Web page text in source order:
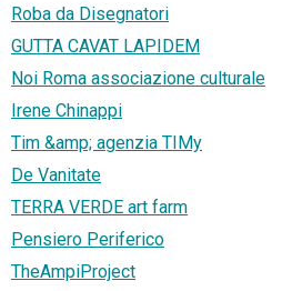
Roba da Disegnatori
GUTTA CAVAT LAPIDEM
Noi Roma associazione culturale
Irene Chinappi
Tim &amp; agenzia TIMy
De Vanitate
TERRA VERDE art farm
Pensiero Periferico
TheAmpiProject